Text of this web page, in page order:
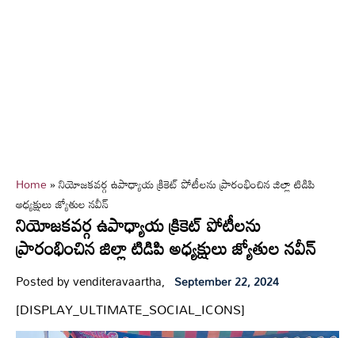
Home»నియోజకవర్గ ఉపాధ్యాయ క్రికెట్ పోటీలను ప్రారంభించిన జిల్లా టిడిపి
అధ్యక్షులు జ్యోతుల నవీన్
నియోజకవర్గ ఉపాధ్యాయ క్రికెట్ పోటీలను
ప్రారంభించిన జిల్లా టిడిపి అధ్యక్షులు జ్యోతుల నవీన్
Posted by venditeravaartha, September 22, 2024
[DISPLAY_ULTIMATE_SOCIAL_ICONS]